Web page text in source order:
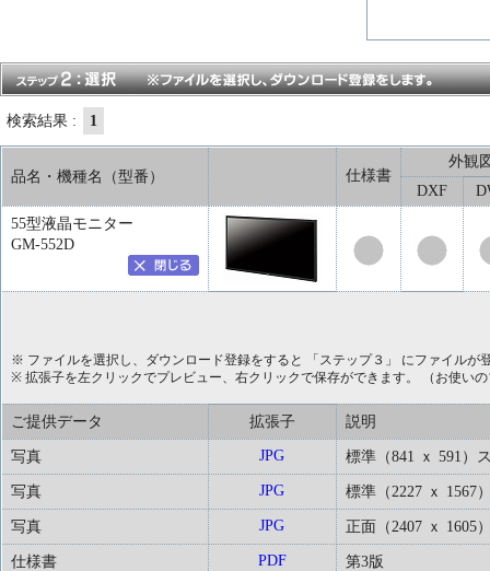
検索結果 : 1
品名・機種名（型番） 仕様書
外観
DXF
55型液晶モニター
GM-552D
※ ファイルを選択し、ダウンロード登録をすると 「ステップ３」 にファイルが
※ 拡張子を左クリックでプレビュー、右クリックで保存ができます。 （お使い
ご提供データ 拡張子 説明
写真 JPG 標準（841 ｘ 591）
写真 JPG 標準（2227 ｘ 1567
写真 JPG 正面（2407 ｘ 1605
仕様書 PDF 第3版